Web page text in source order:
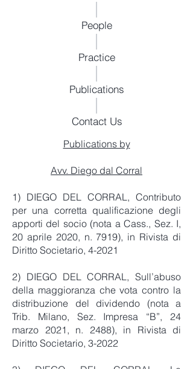
People
Practice
Publications
Contact Us
Publications by
Avv. Diego dal Corral
1) DIEGO DEL CORRAL, Contributo
per una corretta qualificazione degli
apporti del socio (nota a Cass., Sez. I,
20 aprile 2020, n. 7919), in Rivista di
Diritto Societario, 4-2021
2) DIEGO DEL CORRAL, Sull’abuso
della maggioranza che vota contro la
distribuzione del dividendo (nota a
Trib. Milano, Sez. Impresa “B”, 24
marzo 2021, n. 2488), in Rivista di
Diritto Societario, 3-2022